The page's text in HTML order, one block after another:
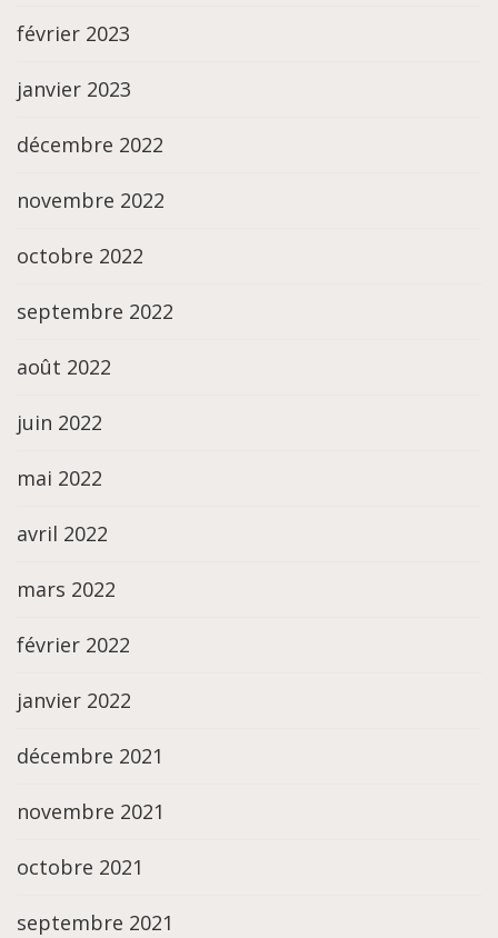
février 2023
janvier 2023
décembre 2022
novembre 2022
octobre 2022
septembre 2022
août 2022
juin 2022
mai 2022
avril 2022
mars 2022
février 2022
janvier 2022
décembre 2021
novembre 2021
octobre 2021
septembre 2021